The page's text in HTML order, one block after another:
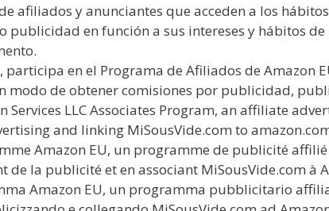
afiliados y anunciantes que acceden a los
en función a sus intereses y hábitos
en el Programa de Afiliados de Amazon
de obtener comisiones por publicidad,
LLC Associates Program, an affiliate
and linking MiSousVide.com to
Amazon EU, un programme de publicité
la publicité et en associant MiSousVide.com à
Amazon EU, un programma pubblicitario